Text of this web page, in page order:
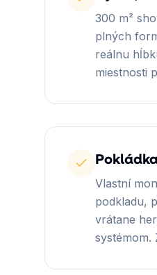
300 m²
plných
reálnu
miestnosti
Vlastní
podkladu,
vrátane
systémom.